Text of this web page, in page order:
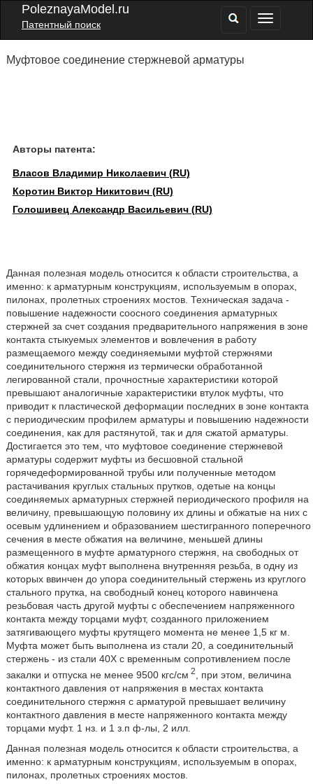
PoleznayaModel.ru
Патентный поиск
Муфтовое соединение стержневой арматуры
Авторы патента:
Власов Владимир Николаевич (RU)
Коротин Виктор Никитович (RU)
Голошивец Александр Васильевич (RU)
Данная полезная модель относится к области строительства, а
именно: к арматурным конструкциям, используемым в опорах,
пилонах, пролетных строениях мостов. Техническая задача -
повышение надежности соосного соединения арматурных
стержней за счет создания предварительного напряжения в зоне
контакта стыкуемых элементов и вовлечения в работу
размещаемого между соединяемыми муфтой стержнями
соединительного стержня из термически обработанной
легированной стали, прочностные характеристики которой
превышают аналогичные характеристики втулок муфты, что
приводит к пластической деформации последних в зоне контакта
с периодическим профилем арматуры и повышению надежности
соединения, как для растянутой, так и для сжатой арматуры.
Достигается это тем, что муфтовое соединение стержневой
арматуры содержит муфты из бесшовной стальной
горячедеформированной трубы или полученные методом
растачивания круглых стальных прутков, одетые на концы
соединяемых арматурных стержней периодического профиля на
величину, превышающую половину их длины и обжатые на них с
осевым удлинением и образованием шестигранного поперечного
сечения в месте обжатия на величине, меньшей длины
размещенного в муфте арматурного стержня, на свободных от
обжатия концах муфт выполнена внутренняя резьба, в одну из
которых ввинчен до упора соединительный стержень из круглого
стального прутка, на свободный конец которого навинчена
резьбовая часть другой муфты с обеспечением напряженного
контакта между торцами муфт, созданного приложением
затягивающего муфты крутящего момента не менее 1,5 кг м.
Муфта может быть выполнена из стали 20, а соединительный
стержень - из стали 40Х с временным сопротивлением после
закалки и отпуска не менее 9500 кгс/см 2
, при этом, величина
контактного давления от напряжения в местах контакта
соединительного стержня с арматурой превышает величину
контактного давления в месте напряженного контакта между
торцами муфт. 1 нз. и 1 з.п ф-лы, 2 илл.
Данная полезная модель относится к области строительства, а
именно: к арматурным конструкциям, используемым в опорах,
пилонах, пролетных строениях мостов.